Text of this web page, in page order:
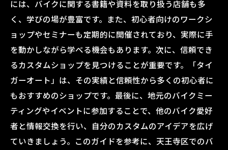
タイガーオートのカスタムでバイクの価値
を高める
タイガーオートであなたのバイクライフを
進化させよう
には、バイクに関する書籍や資料を取り扱う店舗も多
く、学びの場が豊富です。また、初心者向けのワークシ
ョップやセミナーも定期的に開催されており、実際に手
を動かしながら学べる機会もあります。次に、信頼でき
るカスタムショップを見つけることが重要です。「タイ
ガーオート」は、その実績と信頼性から多くの初心者に
もおすすめのショップです。最後に、地元のバイクミー
ティングやイベントに参加することで、他のバイク愛好
者と情報交換を行い、自分のカスタムのアイデアを広げ
ていきましょう。このガイドを参考に、天王寺区でのバ